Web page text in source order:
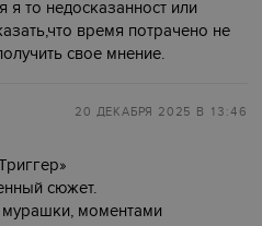
я то недосказанност или
время потрачено не
свое мнение.
20 ДЕКАБРЯ 2025 В 13:46
сюжет.
моментами